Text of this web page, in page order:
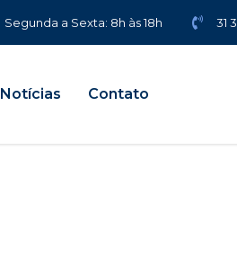
Segunda a Sexta: 8h às 18h 31
Notícias Contato